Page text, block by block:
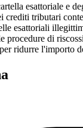
esattoriale e
crediti tributari
esattoriali
procedure di
per ridurre l'importo